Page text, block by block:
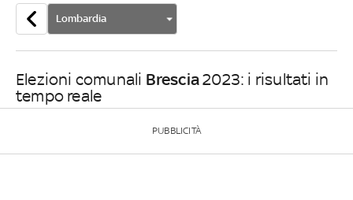
Lombardia
Elezioni comunali Brescia2023: i risultati in
tempo reale
PUBBLICITÀ